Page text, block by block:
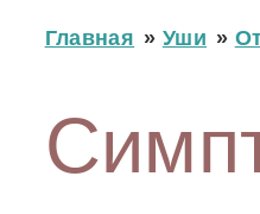
Главная » Уши »